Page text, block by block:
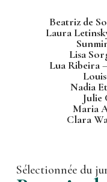
Beatriz de
Laura
Lisa
Lua Ribeira
Nadia
Julie
Maria
Clara
Sélectionnée du